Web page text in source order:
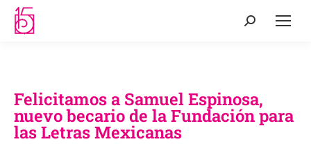
Felicitamos a Samuel Espinosa,
nuevo becario de la Fundación para
las Letras Mexicanas